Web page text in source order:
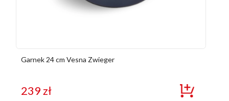
Garnek 24 cm Vesna Zwieger
239zł